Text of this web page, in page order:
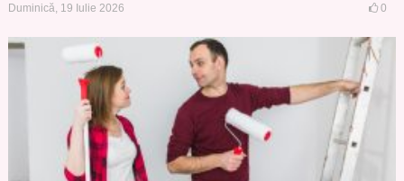
Duminică, 19 Iulie 2026 0